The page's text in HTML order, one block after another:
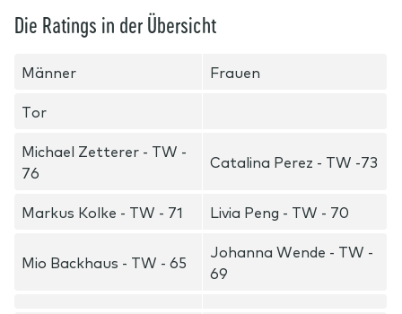
Die Ratings in der Übersicht
Männer
Frauen
Tor
Michael Zetterer - TW -
76
Catalina Perez - TW -73
Markus Kolke - TW - 71 Livia Peng - TW - 70
Mio Backhaus - TW - 65
Johanna Wende - TW -
69